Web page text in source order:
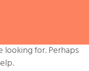
looking for. Perhaps